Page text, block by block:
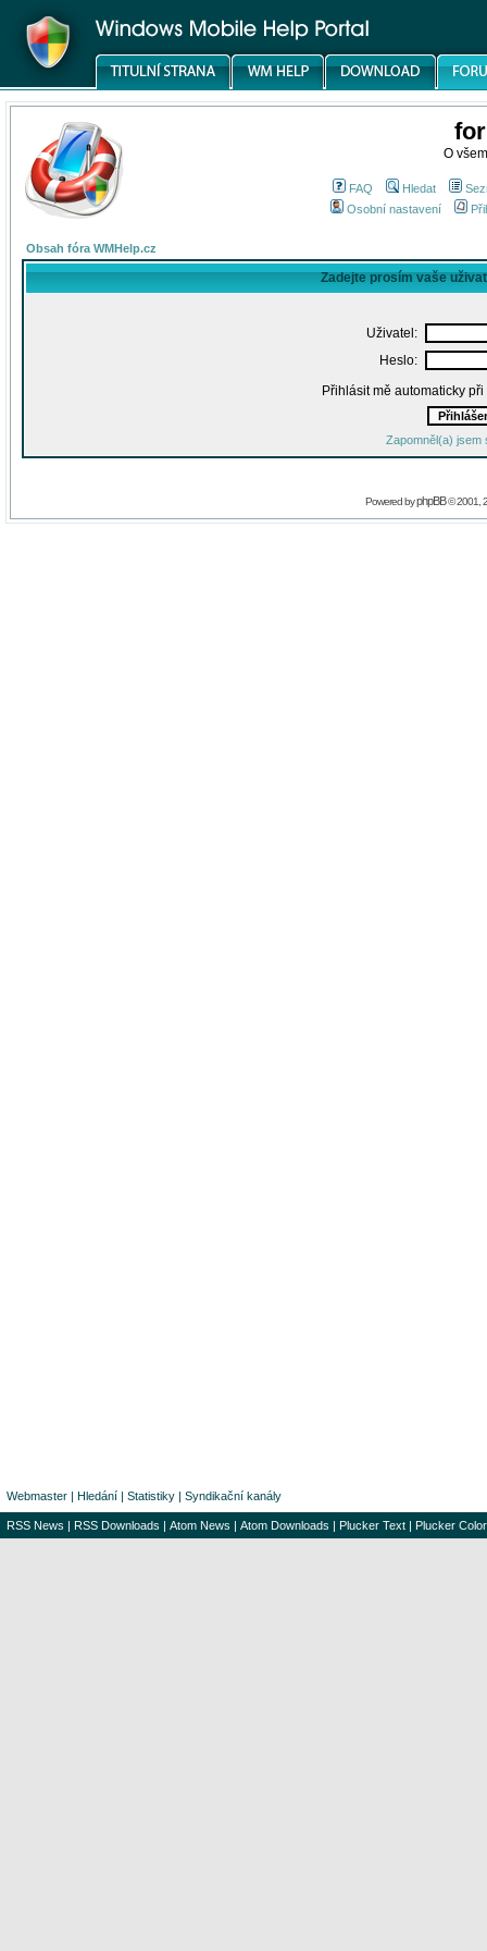
O
FAQ Hledat
Osobní nastavení
Obsah fóra WMHelp.cz
Zadejte prosím vaše
Uživatel:
Heslo:
Přihlásit mě automaticky
Zapomněl(a) jsem
Powered byphpBB© 2001,
Webmaster | Hledání | Statistiky | Syndikační kanály
RSS News | RSS Downloads | Atom News | Atom Downloads | Plucker Text | Plucker Color